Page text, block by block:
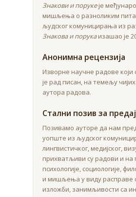
Знакови и порукеје
мишљења о разноликим
људског комуницирања из
Знакова и порукаизашао је
Анонимна рецензија
Изворне научне радове који
је рад писан, на темељу
аутора радова.
Стални позив за
Позивамо ауторе да нам
уопште из људског
лингвистичког, медијског,
прихватљиви су радови и на
психологије, социологије,
и мишљења у виду расправе
изложби, занимљивости са